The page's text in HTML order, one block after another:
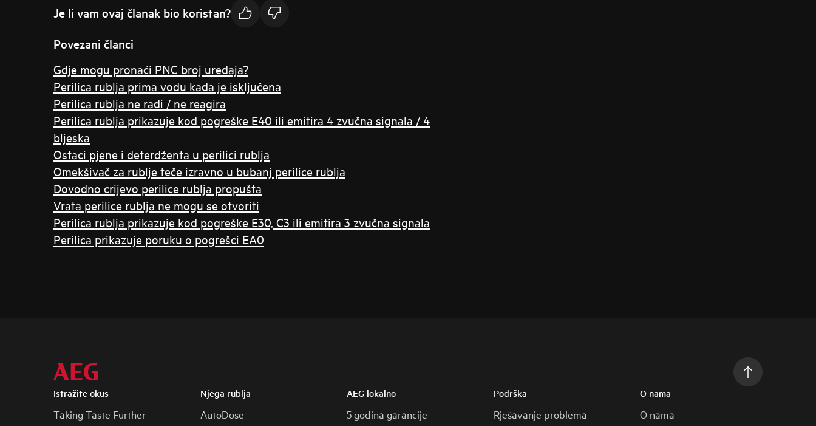
Je li vam ovaj članak bio koristan?
Povezani članci
Gdje mogu pronaći PNC broj uređaja?
Perilica rublja prima vodu kada je isključena
Perilica rublja ne radi / ne reagira
Perilica rublja prikazuje kod pogreške E40 ili emitira 4 zvučna signala / 4
bljeska
Ostaci pjene i deterdženta u perilici rublja
Omekšivač za rublje teče izravno u bubanj perilice rublja
Dovodno crijevo perilice rublja propušta
Vrata perilice rublja ne mogu se otvoriti
Perilica rublja prikazuje kod pogreške E30, C3 ili emitira 3 zvučna signala
Perilica prikazuje poruku o pogrešci EA0
Istražite okus
Taking Taste Further
Njega rublja
AutoDose
AEG lokalno
5 godina garancije
Podrška
Rješavanje problema
O nama
O nama